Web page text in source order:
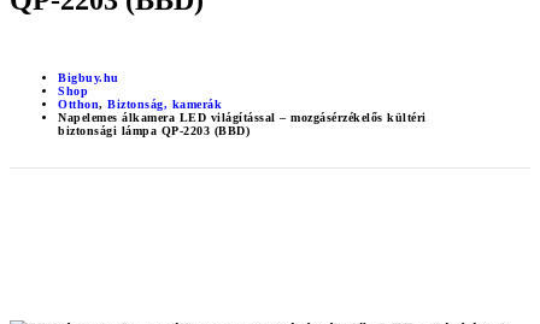
Bigbuy.hu
Shop
Otthon, Biztonság, kamerák
Napelemes álkamera LED világítással – mozgásérzékelős kültéri
biztonsági lámpa QP-2203 (BBD)